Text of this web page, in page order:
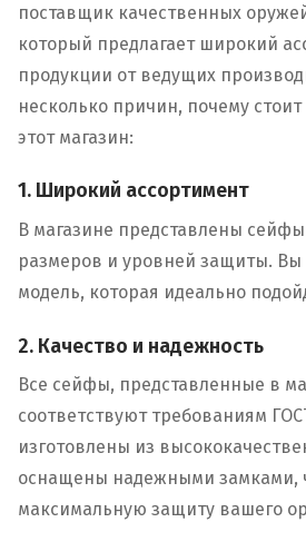
поставщик качественных
который предлагает широкий
продукции от ведущих
несколько причин, почему
этот магазин:
1. Широкий ассортимент
В магазине представлены
размеров и уровней защиты. Вы
модель, которая идеально
2. Качество и надежность
Все сейфы, представленные в
соответствуют требованиям
изготовлены из
оснащены надежными замками,
максимальную защиту вашего